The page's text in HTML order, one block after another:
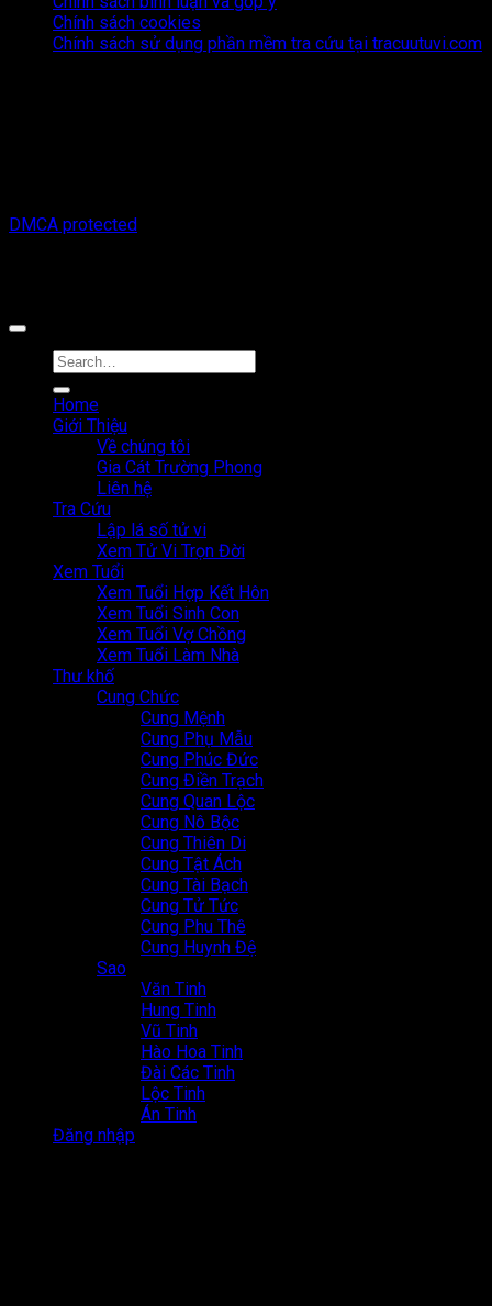
Chính sách cookies
Chính sách sử dụng phần mềm tra cứu tại tracuutuvi.com
DMCA protected
Home
Giới Thiệu
Về chúng tôi
Gia Cát Trường Phong
Liên hệ
Tra Cứu
Lập lá số tử vi
Xem Tử Vi Trọn Đời
Xem Tuổi
Xem Tuổi Hợp Kết Hôn
Xem Tuổi Sinh Con
Xem Tuổi Vợ Chồng
Xem Tuổi Làm Nhà
Thư khố
Cung Chức
Cung Mệnh
Cung Phụ Mẫu
Cung Phúc Đức
Cung Điền Trạch
Cung Quan Lộc
Cung Nô Bộc
Cung Thiên Di
Cung Tật Ách
Cung Tài Bạch
Cung Tử Tức
Cung Phu Thê
Cung Huynh Đệ
Sao
Văn Tinh
Hung Tinh
Vũ Tinh
Hào Hoa Tinh
Đài Các Tinh
Lộc Tinh
Án Tinh
Đăng nhập